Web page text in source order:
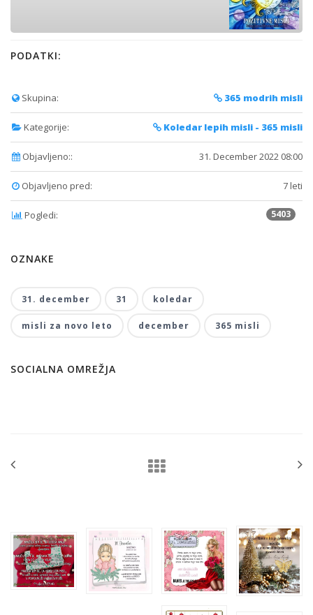
PODATKI:
Skupina: 365 modrih misli
Kategorije: Koledar lepih misli - 365 misli
Objavljeno:: 31. December 2022 08:00
Objavljeno pred: 7 leti
Pogledi: 5403
OZNAKE
31. december 31 koledar
misli za novo leto december 365 misli
SOCIALNA OMREŽJA